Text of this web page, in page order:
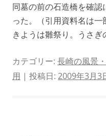
同墓の前の石造橋を確
った。（引用資料名は一
きようは雛祭り。うさぎ
カテゴリー: 長崎の風景
用 | 投稿日: 2009年3月3